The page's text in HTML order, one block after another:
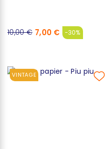
10,00 € 7,00 € -30%
VINTAGE